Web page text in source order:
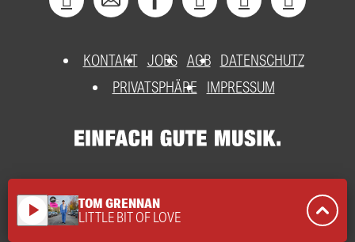
KONTAKT JOBS AGB DATENSCHUTZ
PRIVATSPHÄRE
IMPRESSUM
play_arrow TOM GRENNAN
LITTLE BIT OF LOVE